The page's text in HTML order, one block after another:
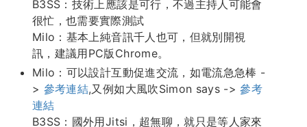
B3SS：技術上應該是可行，不過主持人可能會
很忙，也需要實際測試
Milo：基本上純音訊千人也可，但就別開視
訊，建議用PC版Chrome。
Milo：可以設計互動促進交流，如電流急急棒 -
> 參考連結,又例如大風吹Simon says ->參考
連結
B3SS：國外用Jitsi，超無聊，就只是等人家來